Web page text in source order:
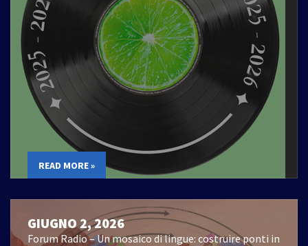
READ MORE »
GIUGNO 2, 2026
Forum Radio – Un mosaico di lingue: costruire ponti in